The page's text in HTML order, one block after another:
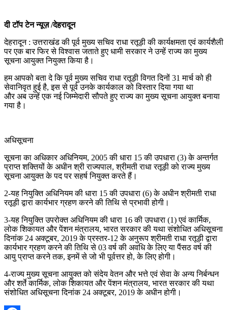
दी टॉप टेन न्यूज़ /देहरादून
देहरादून : उत्तराखंड की पूर्व मुख्य सचिव राधा रतूड़ी की कार्यक्षमता एवं कार्यशैली
पर एक बार फिर से विश्वास जताते हुए धामी सरकार ने उन्हें राज्य का मुख्य
सूचना आयुक्त नियुक्त किया है।
हम आपको बता दे कि पूर्व मुख्य सचिव राधा रतूड़ी विगत दिनों 31 मार्च को ही
सेवानिवृत हुई है, इस से पूर्व उनके कार्यकाल को विस्तार दिया गया था
और अब उन्हें एक नई जिम्मेदारी सौपते हुए राज्य का मुख्य सूचना आयुक्त बनाया
गया है।
अधिसूचना
सूचना का अधिकार अधिनियम, 2005 की धारा 15 की उपधारा (3) के अन्तर्गत
प्राप्त शक्तियों के अधीन श्री राज्यपाल, श्रीमती राधा रतूड़ी को राज्य मुख्य
सूचना आयुक्त के पद पर सहर्ष नियुक्त करते हैं।
2-यह नियुक्ति अधिनियम की धारा 15 की उपधारा (6) के अधीन श्रीमती राधा
रतूड़ी द्वारा कार्यभार ग्रहण करने की तिथि से प्रभावी होगी।
3-यह नियुक्ति उपरोक्त अधिनियम की धारा 16 की उपधारा (1) एवं कार्मिक,
लोक शिकायत और पेंशन मंत्रालय, भारत सरकार की यथा संशोधित अधिसूचना
दिनांक 24 अक्टूबर, 2019 के प्रस्तर-12 के अनुरूप श्रीमती राधा रतूड़ी द्वारा
कार्यभार ग्रहण करने की तिथि से 03 वर्ष की अवधि के लिए या पैंसठ वर्ष की
आयु प्राप्त करने तक, इनमें से जो भी पूर्वत्तर हो, के लिए होगी।
4-राज्य मुख्य सूचना आयुक्त को संदेय वेतन और भत्ते एवं सेवा के अन्य निर्बन्धन
और शर्ते कार्मिक, लोक शिकायत और पेंशन मंत्रालय, भारत सरकार की यथा
संशोधित अधिसूचना दिनांक 24 अक्टूबर, 2019 के अधीन होगी।